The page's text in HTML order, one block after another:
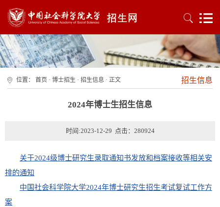
位置： 首页 · 博士招生 · 招生信息 · 正文 招生信息
2024年博士生招生信息
时间:2023-12-29 点击： 280924
关于2024级博士研究生录取通知书发放和档案接收等相关安
排的通知
中国社会科学院大学2024年博士研究生招生考试复试工作方
案